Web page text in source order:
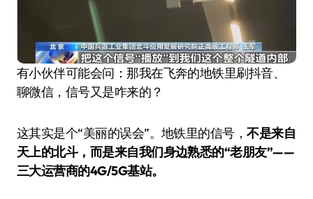
有小伙伴可能会问：那我在飞奔的地铁里刷抖音、
聊微信，信号又是咋来的？
这其实是个“美丽的误会”。地铁里的信号，不是来自
天上的北斗，而是来自我们身边熟悉的“老朋友”——
三大运营商的4G/5G基站。